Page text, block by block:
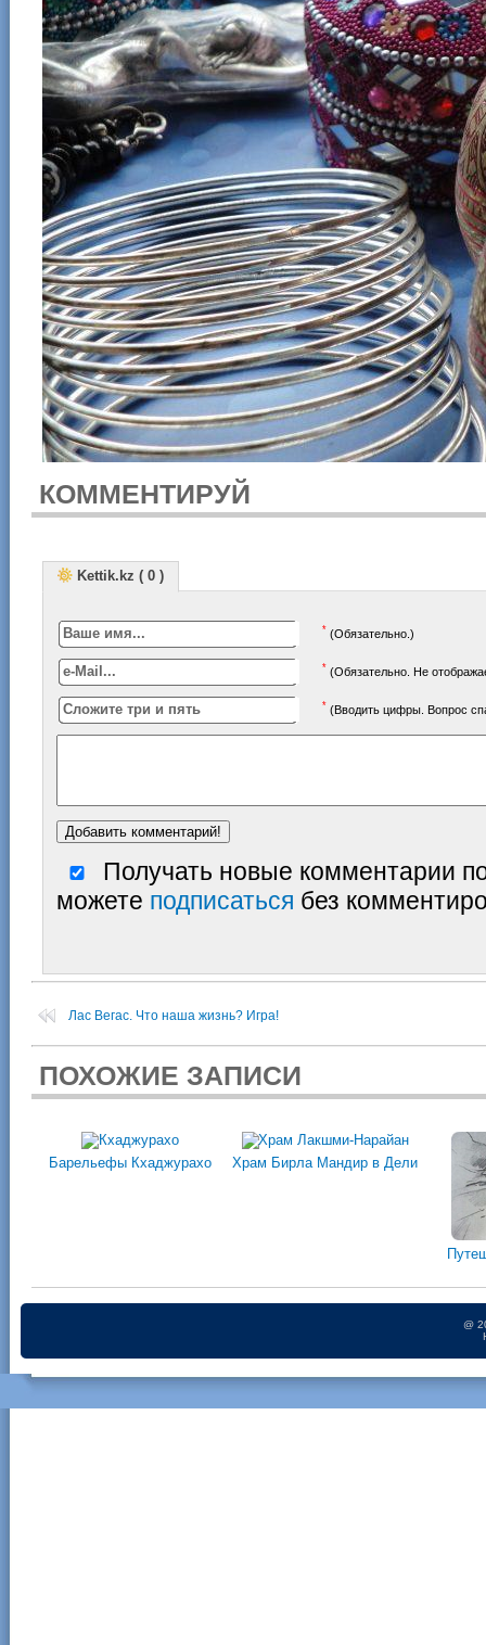
КОММЕНТИРУЙ
Kettik.kz ( 0 )
* (Обязательно.)
* (Обязательно. Не
* (Вводить цифры. Вопрос
Получать новые комментарии
можете подписаться без
Лас Вегас. Что наша жизнь? Игра!
ПОХОЖИЕ ЗАПИСИ
Барельефы Кхаджурахо Храм Бирла Мандир в Дели
@